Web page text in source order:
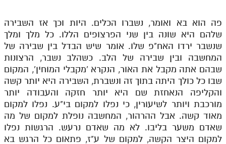
פה הוא בא ואומר, נשברו הכלים. היות וכך אז השבירה
שלהם היא שונה בין שני הפרצופים הללו. כל מלך ומלך
שנשבר ירדו האח"פ שלו. אומר שיש הבדל בין שבירה של
המחשבה ובין שבירה של הלב. כשהלב נשבר, הרצונות
שבהם אתה מקבל את האור, הנקרא 'מקבלי המוחין', המקום
שבו כל כולך היתה בתוך זה ונשברת, השבירה היא יותר קשה
והקליפה הנאחזת שם היא יותר חזקה והעבודה יותר
מורכבת ויותר לשיעורין, כי נפלו למקום בי"ע. נפלו למקום
מאוד קשה. אבל ההרהור, המחשבה נופלת למקום של מה
שאדם משער בליבו. לא מה שאדם נרעש. הרגשות נפלו
למקום היצר הקשה, למקום של ע"ז, פתאום כל הרגש בא